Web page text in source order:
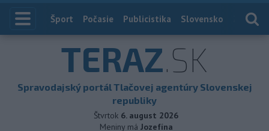
Index
Šport Počasie Publicistika Slovensko
TERAZ.SK
Spravodajský portál Tlačovej agentúry Slovenskej
republiky
Štvrtok 6. august 2026
Meniny má Jozefína